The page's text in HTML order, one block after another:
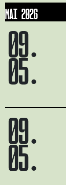
MAI 2026
09.
05.
09.
05.